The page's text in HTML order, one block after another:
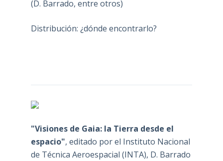
(D. Barrado, entre otros)
Distribución: ¿dónde encontrarlo?
"Visiones de Gaia: la Tierra desde el
espacio", editado por el Instituto Nacional
de Técnica Aeroespacial (INTA), D. Barrado